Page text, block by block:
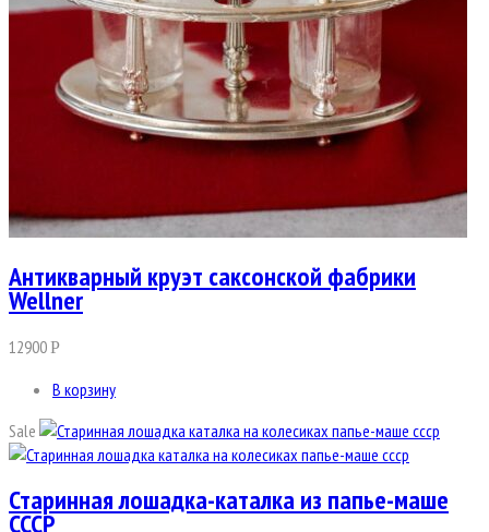
Антикварный круэт саксонской фабрики
Wellner
12900Р
В корзину
Sale
Старинная лошадка-каталка из папье-маше
СССР